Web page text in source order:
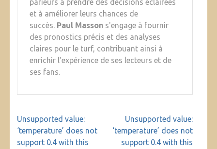
parieurs à prendre des décisions éclairées
et à améliorer leurs chances de
succès. Paul Masson s'engage à fournir
des pronostics précis et des analyses
claires pour le turf, contribuant ainsi à
enrichir l'expérience de ses lecteurs et de
ses fans.
Navigation
de
l’article
Unsupported value:
‘temperature’ does not
support 0.4 with this
Unsupported value:
‘temperature’ does not
support 0.4 with this